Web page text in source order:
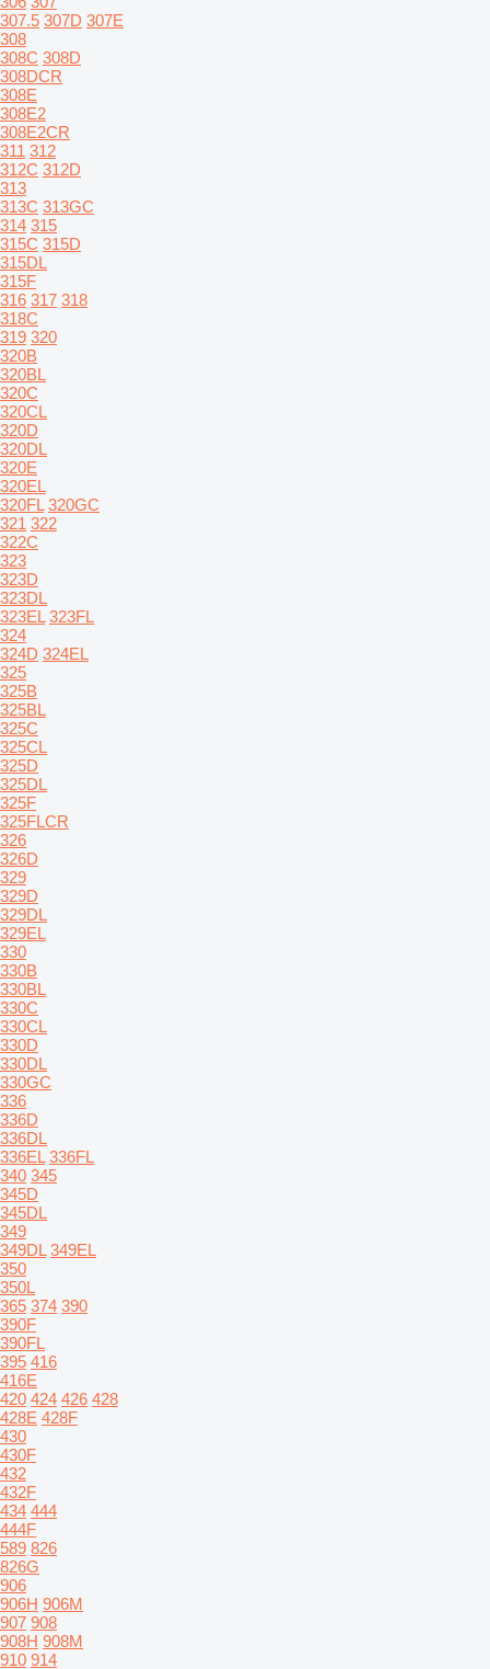
307.5 307D 307E
308
308C 308D
308DCR
308E
308E2
308E2CR
311 312
312C 312D
313
313C 313GC
314 315
315C 315D
315DL
315F
316 317 318
318C
319 320
320B
320BL
320C
320CL
320D
320DL
320E
320EL
320FL 320GC
321 322
322C
323
323D
323DL
323EL 323FL
324
324D 324EL
325
325B
325BL
325C
325CL
325D
325DL
325F
325FLCR
326
326D
329
329D
329DL
329EL
330
330B
330BL
330C
330CL
330D
330DL
330GC
336
336D
336DL
336EL 336FL
340 345
345D
345DL
349
349DL 349EL
350
350L
365 374 390
390F
390FL
395 416
416E
420 424 426 428
428E 428F
430
430F
432
432F
434 444
444F
589 826
826G
906
906H 906M
907 908
908H 908M
910 914